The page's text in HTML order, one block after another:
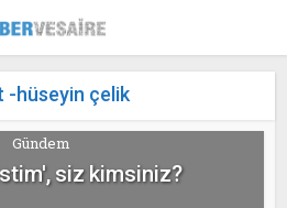
-hüseyin çelik
Gündem
siz kimsiniz?